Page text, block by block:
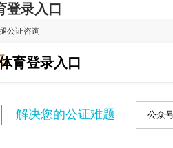
登录入口
公证咨询
育登录入口
解决您的公证难题